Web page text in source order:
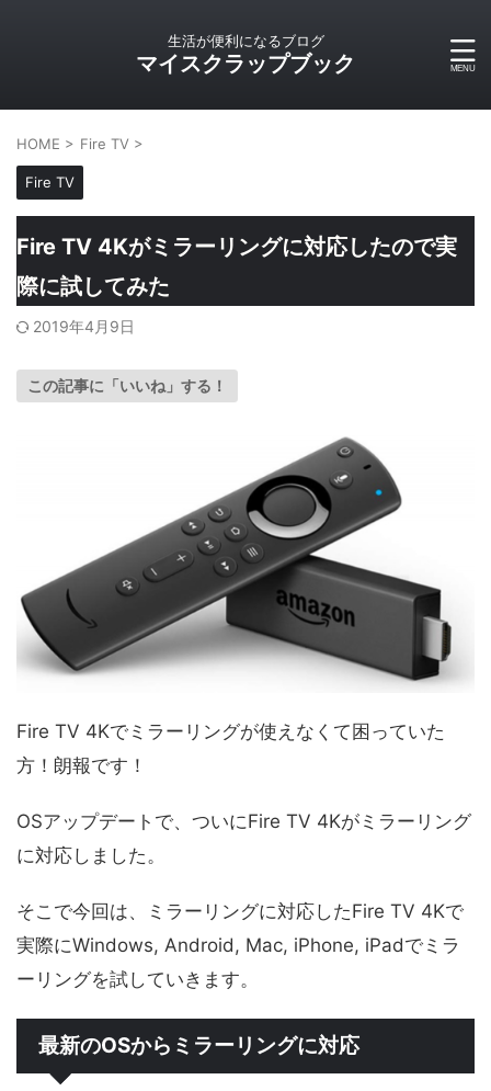
生活が便利になるブログ
マイスクラップブック
HOME > Fire TV >
Fire TV
Fire TV 4Kがミラーリングに対応したので実
際に試してみた
2019年4月9日
この記事に「いいね」する！
Fire TV 4Kでミラーリングが使えなくて困っていた
方！朗報です！
OSアップデートで、ついにFire TV 4Kがミラーリング
に対応しました。
そこで今回は、ミラーリングに対応したFire TV 4Kで
実際にWindows, Android, Mac, iPhone, iPadでミラ
ーリングを試していきます。
最新のOSからミラーリングに対応